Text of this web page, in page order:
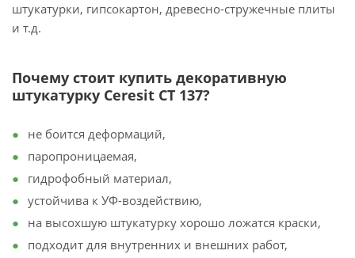
штукатурки, гипсокартон, древесно-стружечные плиты
и т.д.
Почему стоит купить декоративную
штукатурку Ceresit CT 137?
не боится деформаций,
паропроницаемая,
гидрофобный материал,
устойчива к УФ-воздействию,
на высохшую штукатурку хорошо ложатся краски,
подходит для внутренних и внешних работ,